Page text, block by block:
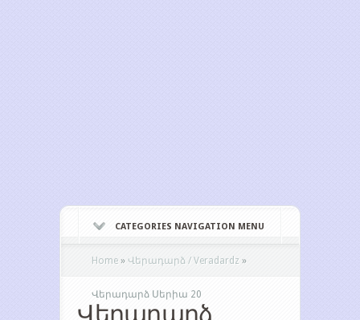
CATEGORIES NAVIGATION MENU
Home » Վերադարձ / Veradardz »
Վերադարձ Սերիա 20
Վերադարձ